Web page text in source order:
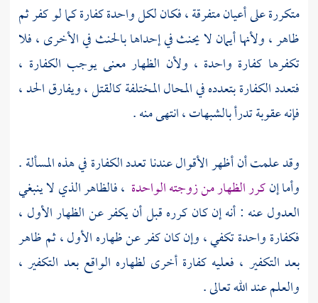
متكررة على أعيان متفرقة ، فكان لكل واحدة كفارة كما لو كفر ثم
ظاهر ، ولأنها أيمان لا يحنث في إحداها بالحنث في الأخرى ، فلا
تكفرها كفارة واحدة ، ولأن الظهار معنى يوجب الكفارة ،
فتعدد الكفارة بتعدده في المحال المختلفة كالقتل ، ويفارق الحد ،
فإنه عقوبة تدرأ بالشبهات ، انتهى منه .
وقد علمت أن أظهر الأقوال عندنا تعدد الكفارة في هذه المسألة .
وأما إنكرر الظهار من زوجته الواحدة ، فالظاهر الذي لا ينبغي
العدول عنه : أنه إن كان كرره قبل أن يكفر عن الظهار الأول ،
فكفارة واحدة تكفي ، وإن كان كفر عن ظهاره الأول ، ثم ظاهر
بعد التكفير ، فعليه كفارة أخرى لظهاره الواقع بعد التكفير ،
والعلم عند الله تعالى .